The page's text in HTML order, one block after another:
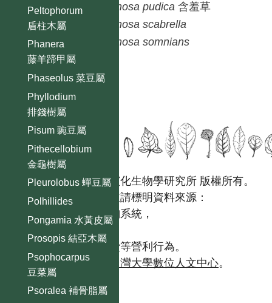
Peltophorum
盾柱木屬
Phanera
藤羊蹄甲屬
Phaseolus 菜豆屬
Phyllodium
排錢樹屬
Pisum 豌豆屬
Pithecellobium
金龜樹屬
Pleurolobus 蟬豆屬
Polhillides
Pongamia 水黃皮屬
Prosopis 結亞木屬
Psophocarpus
豆菜屬
Psoralea 補骨脂屬
Mimosa pudica 含羞草
Mimosa scabrella
Mimosa somnians
國立台灣大學生態學與演化生物學研究所 版權所有。
歡迎引用本網站資料，並請標明資料來源：
【台灣植物資訊整合查詢系統，
且不得有收取資料查詢費等營利行為。
如需商業使用，請聯繫
台灣大學數位人文中心。